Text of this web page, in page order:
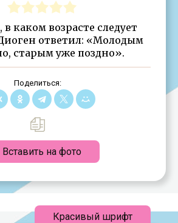
в каком возрасте следует
ответил: «Молодым
старым уже поздно».
Поделиться:
Вставить на фото
Красивый шрифт